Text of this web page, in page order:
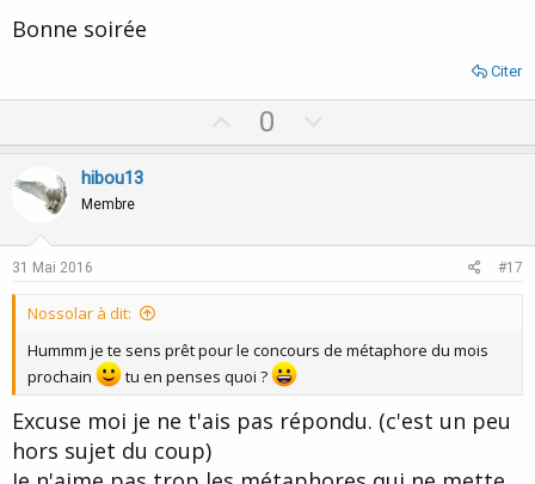
Bonne soirée
Citer
p
0
o
hibou13
Membre
31 Mai 2016 #17
Nossolar à dit:
Hummm je te sens prêt pour le concours de métaphore du mois
prochain
tu en penses quoi ?
Excuse moi je ne t'ais pas répondu. (c'est un peu
hors sujet du coup)